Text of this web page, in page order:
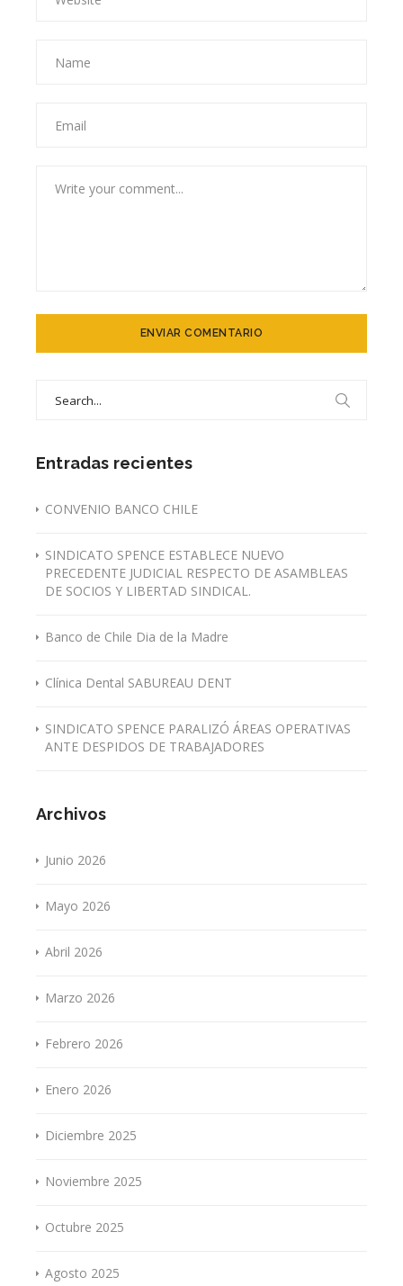
Entradas recientes
CONVENIO BANCO CHILE
SINDICATO SPENCE ESTABLECE NUEVO
PRECEDENTE JUDICIAL RESPECTO DE ASAMBLEAS
DE SOCIOS Y LIBERTAD SINDICAL.
Banco de Chile Dia de la Madre
Clínica Dental SABUREAU DENT
SINDICATO SPENCE PARALIZÓ ÁREAS OPERATIVAS
ANTE DESPIDOS DE TRABAJADORES
Archivos
Junio 2026
Mayo 2026
Abril 2026
Marzo 2026
Febrero 2026
Enero 2026
Diciembre 2025
Noviembre 2025
Octubre 2025
Agosto 2025